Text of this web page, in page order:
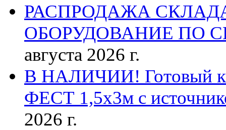
РАСПРОДАЖА
ОБОРУДОВАНИЕ ПО
августа 2026 г.
В НАЛИЧИИ! Готовый к
ФЕСТ 1,5х3м с
2026 г.